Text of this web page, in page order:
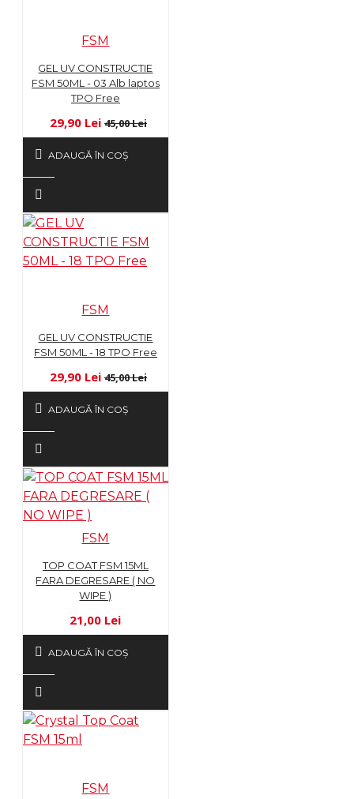
FSM
GEL UV CONSTRUCTIE
FSM 50ML - 03 Alb laptos
TPO Free
29,90 Lei 45,00 Lei
ADAUGĂ ÎN COŞ
FSM
GEL UV CONSTRUCTIE
FSM 50ML - 18 TPO Free
29,90 Lei 45,00 Lei
ADAUGĂ ÎN COŞ
FSM
TOP COAT FSM 15ML
FARA DEGRESARE ( NO
WIPE )
21,00 Lei
ADAUGĂ ÎN COŞ
FSM